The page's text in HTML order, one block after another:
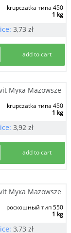
krupczatka типа 450
1 kg
3,73 zł
Мука Mazowsze
krupczatka типа 450
1 kg
3,92 zł
Мука Mazowsze
роскошный тип 550
1 kg
3,73 zł